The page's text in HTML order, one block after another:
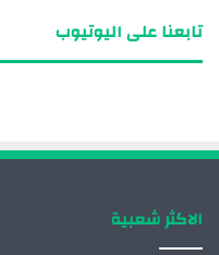
تابعنا على اليوتيوب
الاكثر شعبية